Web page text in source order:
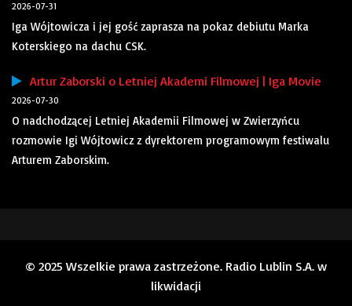
2026-07-31
Iga Wójtowicza i jej gość zaprasza na pokaz debiutu Marka
Koterskiego na dachu CSK.
Artur Zaborski o Letniej Akademi Filmowej | Iga Movie
2026-07-30
O nadchodzącej Letniej Akademii Filmowej w Zwierzyńcu
rozmowie Igi Wójtowicz z dyrektorem programowym festiwalu
Arturem Zaborskim.
© 2025 Wszelkie prawa zastrzeżone. Radio Lublin S.A. w
likwidacji